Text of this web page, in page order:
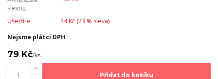
slevou
Ušetříte 24 Kč (23 % sleva)
Nejsme plátci DPH
79 Kč/ks
Přidat do košíku